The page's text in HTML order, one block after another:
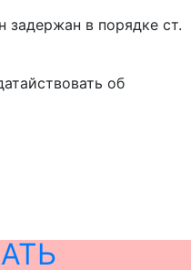
задержан в порядке ст.
об